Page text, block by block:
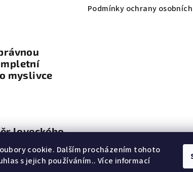
cookie. Dalším procházením tohoto
s jejich používáním.. Více informací
myslivce
loveckého
Podmínky ochrany